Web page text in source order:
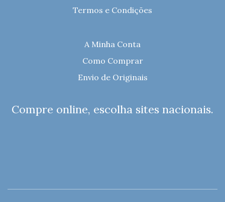
Termos e Condições
A Minha Conta
Como Comprar
Envio de Originais
Compre online, escolha sites nacionais.